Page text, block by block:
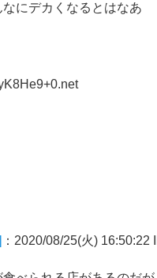
にデカくなるとはなあ
：2020/08/25(火) 16:50:22